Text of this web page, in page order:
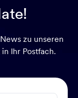
zu unseren
Ihr Postfach.